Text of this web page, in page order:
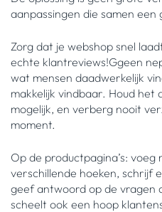
aanpassingen die samen een
Zorg dat je webshop snel
echte klantreviews!Ggeen
wat mensen daadwerkelijk
makkelijk vindbaar. Houd het
mogelijk, en verberg nooit
moment.
Op de productpagina’s: voeg
verschillende hoeken, schrijf
geef antwoord op de vragen
scheelt ook een hoop